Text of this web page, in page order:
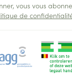
vous vous
de